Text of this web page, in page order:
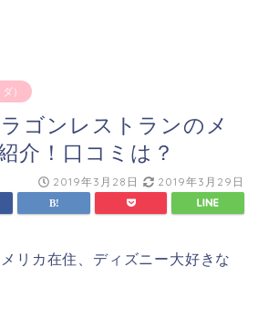
）
ゴンレストランのメ
介！口コミは？
2019年3月28日 2019年3月29日
リカ在住、ディズニー大好きな